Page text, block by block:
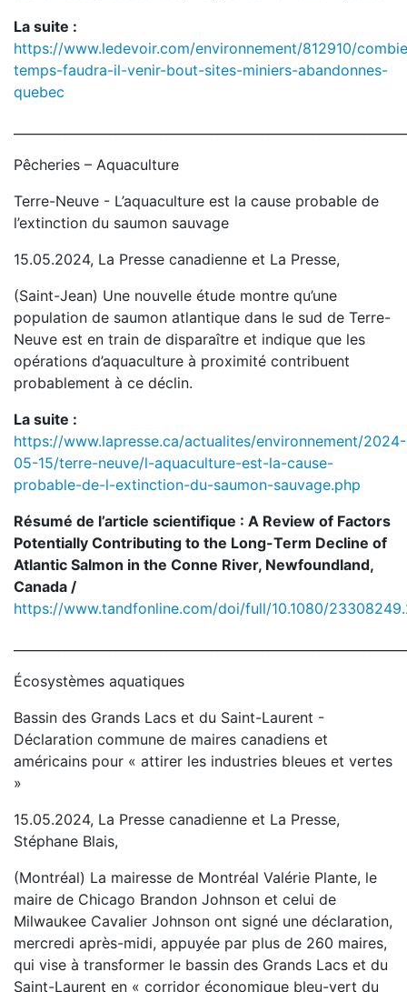
La suite :
https://www.ledevoir.com/environnement/812910/
temps-faudra-il-venir-bout-sites-miniers-abandonnes-
quebec
Pêcheries – Aquaculture
Terre-Neuve - L’aquaculture est la cause probable de
l’extinction du saumon sauvage
15.05.2024, La Presse canadienne et La Presse,
(Saint-Jean) Une nouvelle étude montre qu’une
population de saumon atlantique dans le sud de Terre-
Neuve est en train de disparaître et indique que les
opérations d’aquaculture à proximité contribuent
probablement à ce déclin.
La suite :
https://www.lapresse.ca/actualites/environnement/2024-
05-15/terre-neuve/l-aquaculture-est-la-cause-
probable-de-l-extinction-du-saumon-sauvage.php
Résumé de l’article scientifique : A Review of Factors
Potentially Contributing to the Long-Term Decline of
Atlantic Salmon in the Conne River, Newfoundland,
Canada /
https://www.tandfonline.com/doi/full/10.1080/
Écosystèmes aquatiques
Bassin des Grands Lacs et du Saint-Laurent -
Déclaration commune de maires canadiens et
américains pour « attirer les industries bleues et vertes
»
15.05.2024, La Presse canadienne et La Presse,
Stéphane Blais,
(Montréal) La mairesse de Montréal Valérie Plante, le
maire de Chicago Brandon Johnson et celui de
Milwaukee Cavalier Johnson ont signé une déclaration,
mercredi après-midi, appuyée par plus de 260 maires,
qui vise à transformer le bassin des Grands Lacs et du
Saint-Laurent en « corridor économique bleu-vert du